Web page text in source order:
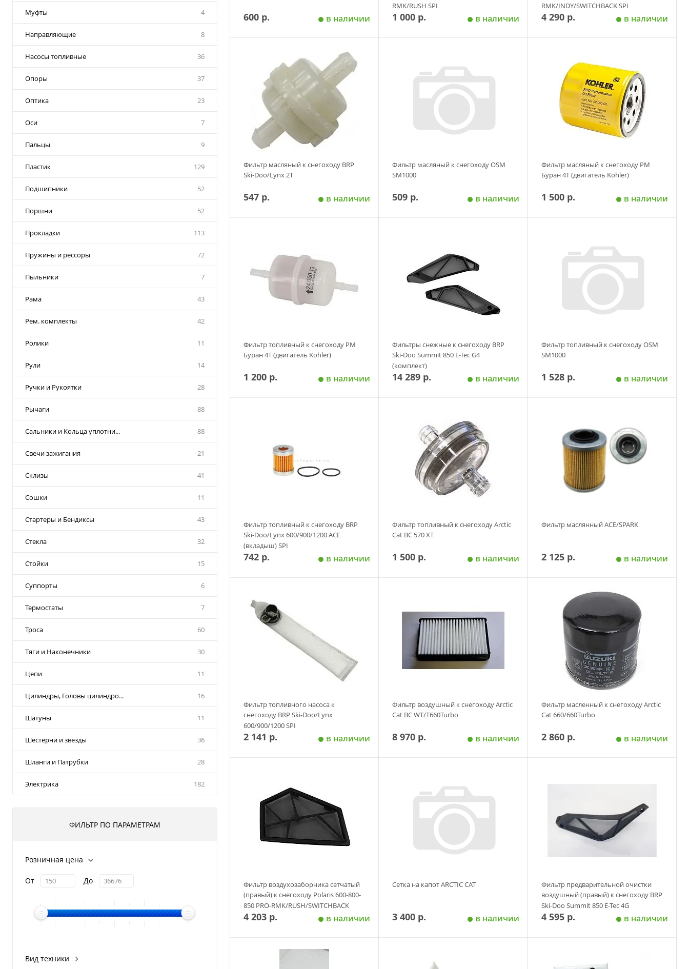
Муфты 4
Направляющие 8
Насосы топливные 36
Опоры 37
Оптика 23
Оси 7
Пальцы 9
Пластик 129
Подшипники 52
Поршни 52
Прокладки 113
Пружины и рессоры 72
Пыльники 7
Рама 43
Рем. комплекты 42
Ролики 11
Рули 14
Ручки и Рукоятки 28
Рычаги 88
Сальники и Кольца уплотни... 88
Свечи зажигания 21
Склизы 41
Сошки 11
Стартеры и Бендиксы 43
Стекла 32
Стойки 15
Суппорты 6
Термостаты 7
Троса 60
Тяги и Наконечники 30
Цепи 11
Цилиндры, Головы цилиндро... 16
Шатуны 11
Шестерни и звезды 36
Шланги и Патрубки 28
Электрика 182
ФИЛЬТР ПО ПАРАМЕТРАМ
Розничная цена
От До
Вид техники
600 р. в наличии
Добавить в корзину
RMK/RUSH SPI
1 000 р. в наличии
RMK/INDY/SWITCHBACK SPI
4 290 р. в наличии
Фильтр масляный к снегоходу BRP
Ski-Doo/Lynx 2T
547 р. в наличии
Фильтр масляный к снегоходу OSM
SM1000
509 р. в наличии
Фильтр масляный к снегоходу РМ
Буран 4Т (двигатель Kohler)
1 500 р. в наличии
Фильтр топливный к снегоходу РМ
Буран 4Т (двигатель Kohler)
1 200 р. в наличии
Фильтры снежные к снегоходу BRP
Ski-Doo Summit 850 E-Tec G4
(комплект)
14 289 р. в наличии
Фильтр топливный к снегоходу OSM
SM1000
1 528 р. в наличии
Фильтр топливный к снегоходу BRP
Ski-Doo/Lynx 600/900/1200 ACE
(вкладыш) SPI
742 р. в наличии
Фильтр топливный к снегоходу Arctic
Cat BC 570 XT
1 500 р. в наличии
Фильтр маслянный ACE/SPARK
2 125 р. в наличии
Добавить в корзину
Фильтр топливного насоса к
снегоходу BRP Ski-Doo/Lynx
600/900/1200 SPI
2 141 р. в наличии
Фильтр воздушный к снегоходу Arctic
Cat ВС WT/T660Turbo
8 970 р. в наличии
Фильтр масленный к снегоходу Arctic
Cat 660/660Turbo
2 860 р. в наличии
Фильтр воздухозаборника сетчатый
(правый) к снегоходу Polaris 600-800-
850 PRO-RMK/RUSH/SWITCHBACK
4 203 р. в наличии
Добавить в корзину
Сетка на капот ARCTIC CAT
3 400 р. в наличии
Фильтр предварительной очистки
воздушный (правый) к снегоходу BRP
Ski-Doo Summit 850 E-Tec 4G
4 595 р. в наличии